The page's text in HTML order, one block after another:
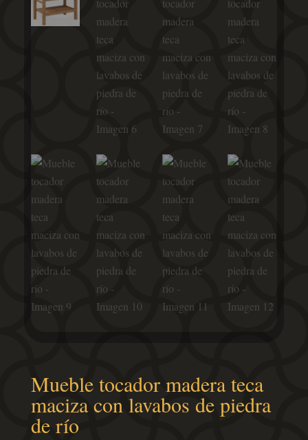
Mueble tocador madera teca
maciza con lavabos de piedra
de río